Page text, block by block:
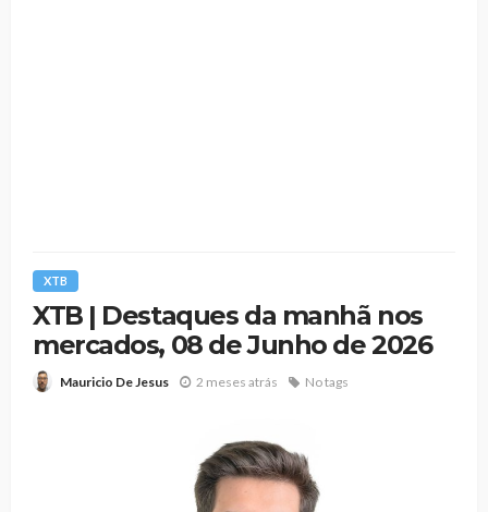
XTB
XTB | Destaques da manhã nos
mercados, 08 de Junho de 2026
Mauricio De Jesus 2 meses atrás No tags